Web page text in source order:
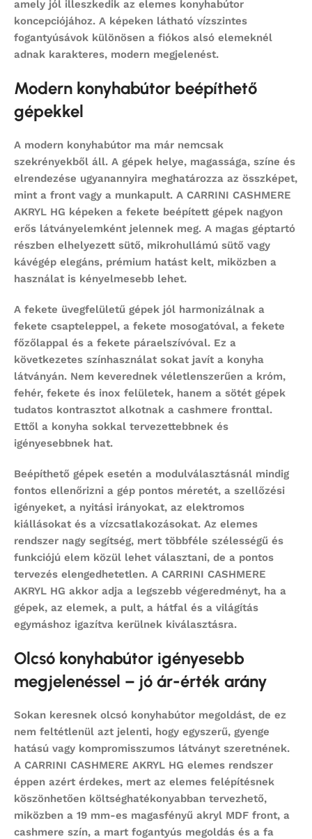
amely jól illeszkedik az elemes konyhabútor
koncepciójához. A képeken látható vízszintes
fogantyúsávok különösen a fiókos alsó elemeknél
adnak karakteres, modern megjelenést.
Modern konyhabútor beépíthető
gépekkel
A modern konyhabútor ma már nemcsak
szekrényekből áll. A gépek helye, magassága, színe és
elrendezése ugyanannyira meghatározza az összképet,
mint a front vagy a munkapult. A CARRINI CASHMERE
AKRYL HG képeken a fekete beépített gépek nagyon
erős látványelemként jelennek meg. A magas géptartó
részben elhelyezett sütő, mikrohullámú sütő vagy
kávégép elegáns, prémium hatást kelt, miközben a
használat is kényelmesebb lehet.
A fekete üvegfelületű gépek jól harmonizálnak a
fekete csapteleppel, a fekete mosogatóval, a fekete
főzőlappal és a fekete páraelszívóval. Ez a
következetes színhasználat sokat javít a konyha
látványán. Nem keverednek véletlenszerűen a króm,
fehér, fekete és inox felületek, hanem a sötét gépek
tudatos kontrasztot alkotnak a cashmere fronttal.
Ettől a konyha sokkal tervezettebbnek és
igényesebbnek hat.
Beépíthető gépek esetén a modulválasztásnál mindig
fontos ellenőrizni a gép pontos méretét, a szellőzési
igényeket, a nyitási irányokat, az elektromos
kiállásokat és a vízcsatlakozásokat. Az elemes
rendszer nagy segítség, mert többféle szélességű és
funkciójú elem közül lehet választani, de a pontos
tervezés elengedhetetlen. A CARRINI CASHMERE
AKRYL HG akkor adja a legszebb végeredményt, ha a
gépek, az elemek, a pult, a hátfal és a világítás
egymáshoz igazítva kerülnek kiválasztásra.
Olcsó konyhabútor igényesebb
megjelenéssel – jó ár-érték arány
Sokan keresnek olcsó konyhabútor megoldást, de ez
nem feltétlenül azt jelenti, hogy egyszerű, gyenge
hatású vagy kompromisszumos látványt szeretnének.
A CARRINI CASHMERE AKRYL HG elemes rendszer
éppen azért érdekes, mert az elemes felépítésnek
köszönhetően költséghatékonyabban tervezhető,
miközben a 19 mm-es magasfényű akryl MDF front, a
cashmere szín, a mart fogantyús megoldás és a fa